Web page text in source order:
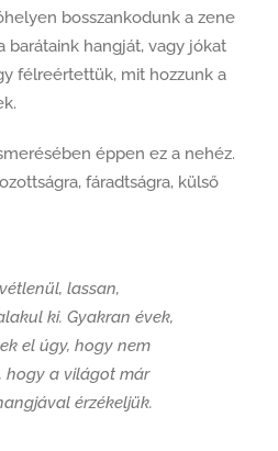
bosszankodunk a zene
barátaink hangját, vagy jókat
félreértettük, mit hozzunk a
éppen ez a nehéz.
fáradtságra, külső
lassan,
ki. Gyakran évek,
el úgy, hogy nem
hogy a világot már
érzékeljük.